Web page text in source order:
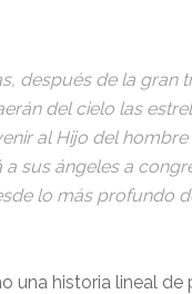
después de la gran
del cielo las
al Hijo del
a sus ángeles a
lo más profundo
una historia lineal